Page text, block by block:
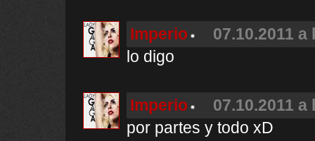
Imperio
07.10.2011 a
lo digo
Imperio
07.10.2011 a
por partes y todo xD